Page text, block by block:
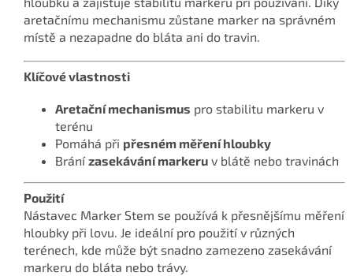
aretačnímu mechanismu zůstane marker na správném
místě a nezapadne do bláta ani do travin.
Klíčové vlastnosti
Aretační mechanismus pro stabilitu markeru v
terénu
Pomáhá při přesném měření hloubky
Bránízasekávání markeru v blátě nebo travinách
Použití
Nástavec Marker Stem se používá k přesnějšímu měření
hloubky při lovu. Je ideální pro použití v různých
terénech, kde může být snadno zamezeno zasekávání
markeru do bláta nebo trávy.